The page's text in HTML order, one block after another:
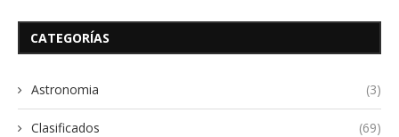
CATEGORÍAS
Astronomia (3)
Clasificados (69)